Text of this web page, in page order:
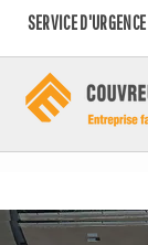
SERVICE D'URGENCE